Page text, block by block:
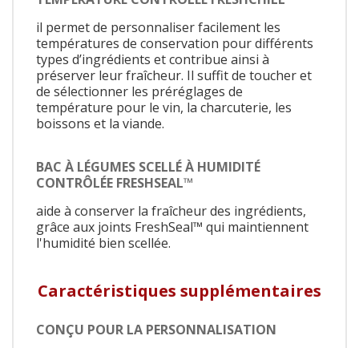
il permet de personnaliser facilement les
températures de conservation pour différents
types d’ingrédients et contribue ainsi à
préserver leur fraîcheur. Il suffit de toucher et
de sélectionner les préréglages de
température pour le vin, la charcuterie, les
boissons et la viande.
BAC À LÉGUMES SCELLÉ À HUMIDITÉ
CONTRÔLÉE FRESHSEAL™
aide à conserver la fraîcheur des ingrédients,
grâce aux joints FreshSeal™ qui maintiennent
l'humidité bien scellée.
Caractéristiques supplémentaires
CONÇU POUR LA PERSONNALISATION